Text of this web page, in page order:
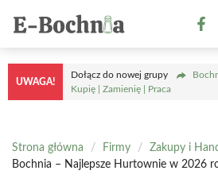
treści
UWAGA!
Dołącz do nowej grupy
Kupię | Zamienię | Praca
Strona główna / Firmy / Zakupy i
Bochnia – Najlepsze Hurtownie w 2026